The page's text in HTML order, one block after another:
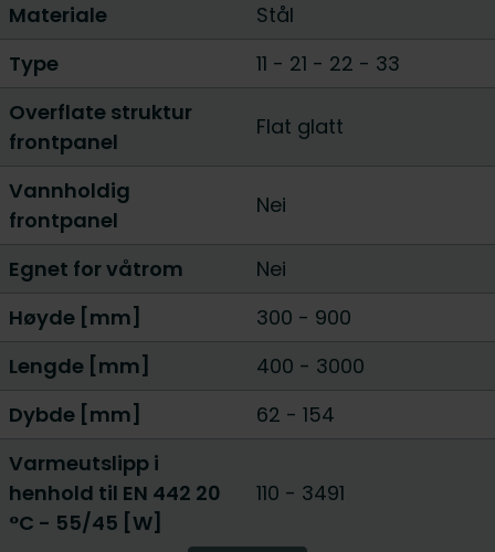
Materiale
Stål
Type
11 - 21 - 22 - 33
Overflate struktur
frontpanel
Flat glatt
Vannholdig
frontpanel
Nei
Egnet for våtrom
Nei
Høyde [mm]
300 - 900
Lengde [mm]
400 - 3000
Dybde [mm]
62 - 154
Varmeutslipp i
henhold til EN 442 20
°C - 55/45 [W]
110 - 3491